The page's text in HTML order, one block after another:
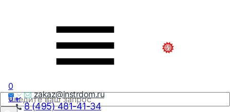
zakaz@instrdom.ru
8 (495) 481-41-34
0
0₽